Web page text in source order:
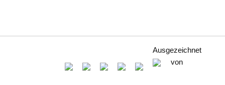
Ausgezeichnet
von